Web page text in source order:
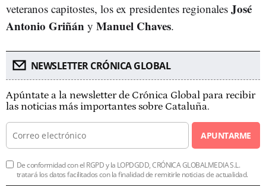
veteranos capitostes, los ex presidentes regionales José
Antonio Griñán y Manuel Chaves.
NEWSLETTER CRÓNICA GLOBAL
Apúntate a la newsletter de Crónica Global para recibir
las noticias más importantes sobre Cataluña.
APUNTARME
De conformidad con el RGPD y la LOPDGDD, CRÓNICA GLOBALMEDIA S.L.
tratará los datos facilitados con la finalidad de remitirle noticias de actualidad.